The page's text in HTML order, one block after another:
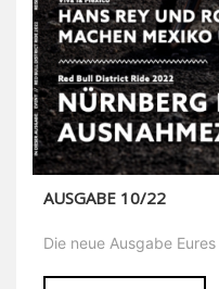
AUSGABE 10/22
Die neue Ausgabe